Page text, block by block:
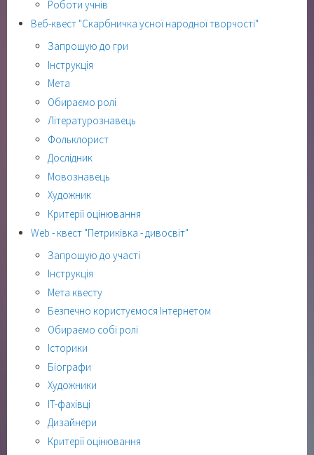
Роботи учнів
Веб-квест "Скарбничка усної народної творчості"
Запрошую до гри
Інструкція
Мета
Обираємо ролі
Літературознавець
Фольклорист
Дослідник
Мовознавець
Художник
Критерії оцінювання
Web - квест "Петриківка - дивосвіт"
Запрошую до участі
Інструкція
Мета квесту
Безпечно користуємося Інтернетом
Обираємо собі ролі
Історики
Біографи
Художники
ІТ-фахівці
Дизайнери
Критерії оцінювання